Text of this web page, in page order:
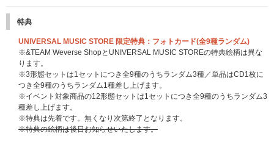
特典
UNIVERSAL MUSIC STORE 限定特典：フォトカード(全9種ランダム)
※&TEAM Weverse ShopとUNIVERSAL MUSIC STOREの特典絵柄は異な
ります。
※3形態セットは1セットにつき全9種のうちランダム3種／単品はCD1枚に
つき全9種のうちランダム1種差し上げます。
※イベント対象商品の12形態セットは1セットにつき全9種のうちランダム3
種差し上げます。
※特典は先着です。無くなり次第終了となります。
※特典の絵柄は後日お知らせいたします。